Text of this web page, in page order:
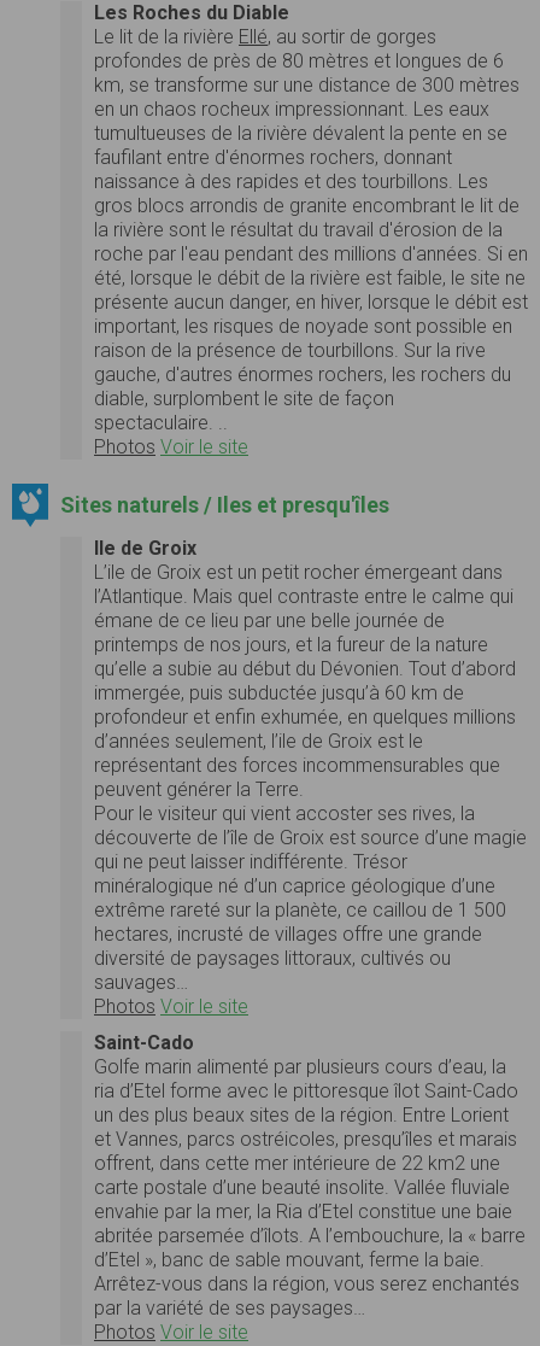
Les Roches du Diable
Le lit de la rivière Ellé, au sortir de gorges
profondes de près de 80 mètres et longues de 6
km, se transforme sur une distance de 300 mètres
en un chaos rocheux impressionnant. Les eaux
tumultueuses de la rivière dévalent la pente en se
faufilant entre d'énormes rochers, donnant
naissance à des rapides et des tourbillons. Les
gros blocs arrondis de granite encombrant le lit de
la rivière sont le résultat du travail d'érosion de la
roche par l'eau pendant des millions d'années. Si en
été, lorsque le débit de la rivière est faible, le site ne
présente aucun danger, en hiver, lorsque le débit est
important, les risques de noyade sont possible en
raison de la présence de tourbillons. Sur la rive
gauche, d'autres énormes rochers, les rochers du
diable, surplombent le site de façon
spectaculaire. ..
Photos Voir le site
Sites naturels / Iles et presqu'îles
Ile de Groix
L’ile de Groix est un petit rocher émergeant dans
l’Atlantique. Mais quel contraste entre le calme qui
émane de ce lieu par une belle journée de
printemps de nos jours, et la fureur de la nature
qu’elle a subie au début du Dévonien. Tout d’abord
immergée, puis subductée jusqu’à 60 km de
profondeur et enfin exhumée, en quelques millions
d’années seulement, l’ile de Groix est le
représentant des forces incommensurables que
peuvent générer la Terre.
Pour le visiteur qui vient accoster ses rives, la
découverte de l’île de Groix est source d’une magie
qui ne peut laisser indifférente. Trésor
minéralogique né d’un caprice géologique d’une
extrême rareté sur la planète, ce caillou de 1 500
hectares, incrusté de villages offre une grande
diversité de paysages littoraux, cultivés ou
sauvages…
Photos Voir le site
Saint-Cado
Golfe marin alimenté par plusieurs cours d’eau, la
ria d’Etel forme avec le pittoresque îlot Saint-Cado
un des plus beaux sites de la région. Entre Lorient
et Vannes, parcs ostréicoles, presqu’îles et marais
offrent, dans cette mer intérieure de 22 km2 une
carte postale d’une beauté insolite. Vallée fluviale
envahie par la mer, la Ria d’Etel constitue une baie
abritée parsemée d’îlots. A l’embouchure, la « barre
d’Etel », banc de sable mouvant, ferme la baie.
Arrêtez-vous dans la région, vous serez enchantés
par la variété de ses paysages…
Photos Voir le site